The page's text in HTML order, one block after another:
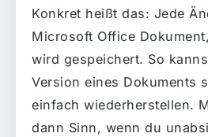
Konkret heißt das: Jede
Microsoft Office
wird gespeichert. So
Version eines Dokuments
einfach wiederherstellen.
dann Sinn, wenn du